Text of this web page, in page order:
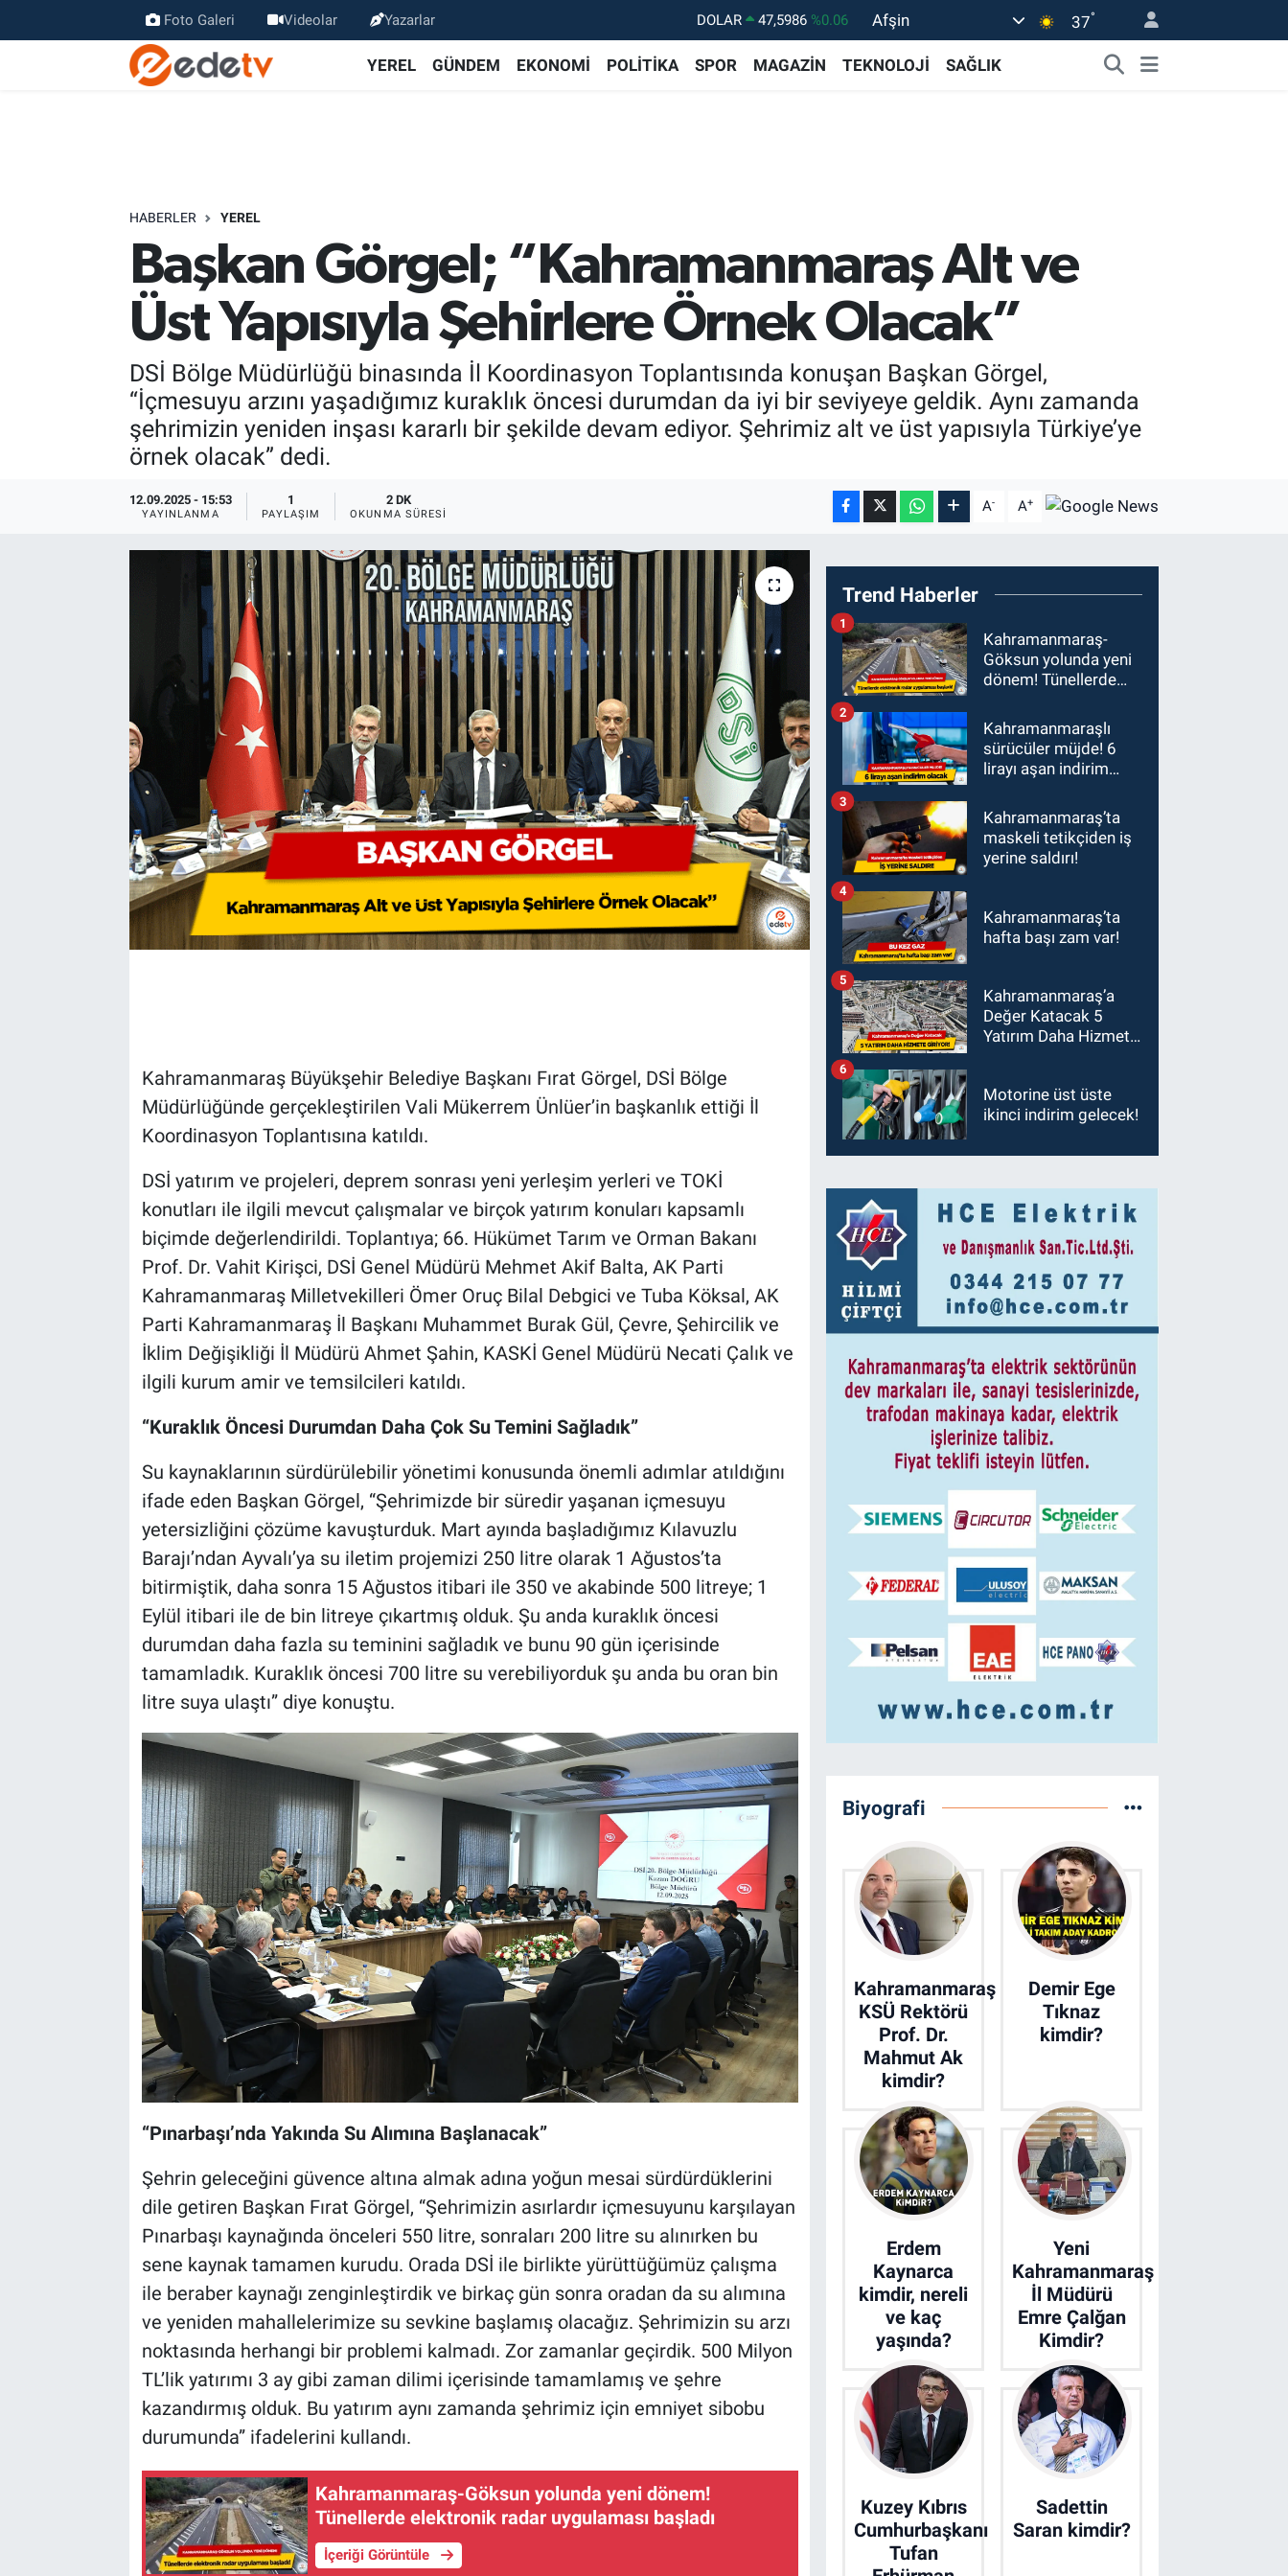
Foto Galeri Videolar Yazarlar DOLAR 47,5986 %0.06
EURO
55,0700
Afşin 37°
YEREL GÜNDEM EKONOMİ POLİTİKA SPOR MAGAZİN TEKNOLOJİ SAĞLIK
HABERLER YEREL
Başkan Görgel; “Kahramanmaraş Alt ve
Üst Yapısıyla Şehirlere Örnek Olacak”
DSİ Bölge Müdürlüğü binasında İl Koordinasyon Toplantısında konuşan Başkan Görgel,
“İçmesuyu arzını yaşadığımız kuraklık öncesi durumdan da iyi bir seviyeye geldik. Aynı zamanda
şehrimizin yeniden inşası kararlı bir şekilde devam ediyor. Şehrimiz alt ve üst yapısıyla Türkiye’ye
örnek olacak” dedi.
12.09.2025 - 15:53
YAYINLANMA
1
PAYLAŞIM
2 DK
OKUNMA SÜRESI A- A+
Kahramanmaraş Büyükşehir Belediye Başkanı Fırat Görgel, DSİ Bölge
Müdürlüğünde gerçekleştirilen Vali Mükerrem Ünlüer’in başkanlık ettiği İl
Koordinasyon Toplantısına katıldı.
DSİ yatırım ve projeleri, deprem sonrası yeni yerleşim yerleri ve TOKİ
konutları ile ilgili mevcut çalışmalar ve birçok yatırım konuları kapsamlı
biçimde değerlendirildi. Toplantıya; 66. Hükümet Tarım ve Orman Bakanı
Prof. Dr. Vahit Kirişci, DSİ Genel Müdürü Mehmet Akif Balta, AK Parti
Kahramanmaraş Milletvekilleri Ömer Oruç Bilal Debgici ve Tuba Köksal, AK
Parti Kahramanmaraş İl Başkanı Muhammet Burak Gül, Çevre, Şehircilik ve
İklim Değişikliği İl Müdürü Ahmet Şahin, KASKİ Genel Müdürü Necati Çalık ve
ilgili kurum amir ve temsilcileri katıldı.
“Kuraklık Öncesi Durumdan Daha Çok Su Temini Sağladık”
Su kaynaklarının sürdürülebilir yönetimi konusunda önemli adımlar atıldığını
ifade eden Başkan Görgel, “Şehrimizde bir süredir yaşanan içmesuyu
yetersizliğini çözüme kavuşturduk. Mart ayında başladığımız Kılavuzlu
Barajı’ndan Ayvalı’ya su iletim projemizi 250 litre olarak 1 Ağustos’ta
bitirmiştik, daha sonra 15 Ağustos itibari ile 350 ve akabinde 500 litreye; 1
Eylül itibari ile de bin litreye çıkartmış olduk. Şu anda kuraklık öncesi
durumdan daha fazla su teminini sağladık ve bunu 90 gün içerisinde
tamamladık. Kuraklık öncesi 700 litre su verebiliyorduk şu anda bu oran bin
litre suya ulaştı” diye konuştu.
“Pınarbaşı’nda Yakında Su Alımına Başlanacak”
Şehrin geleceğini güvence altına almak adına yoğun mesai sürdürdüklerini
dile getiren Başkan Fırat Görgel, “Şehrimizin asırlardır içmesuyunu karşılayan
Pınarbaşı kaynağında önceleri 550 litre, sonraları 200 litre su alınırken bu
sene kaynak tamamen kurudu. Orada DSİ ile birlikte yürüttüğümüz çalışma
ile beraber kaynağı zenginleştirdik ve birkaç gün sonra oradan da su alımına
ve yeniden mahallelerimize su sevkine başlamış olacağız. Şehrimizin su arzı
noktasında herhangi bir problemi kalmadı. Zor zamanlar geçirdik. 500 Milyon
TL’lik yatırımı 3 ay gibi zaman dilimi içerisinde tamamlamış ve şehre
kazandırmış olduk. Bu yatırım aynı zamanda şehrimiz için emniyet sibobu
durumunda” ifadelerini kullandı.
Kahramanmaraş-Göksun yolunda yeni dönem!
Tünellerde elektronik radar uygulaması başladı
İçeriği Görüntüle
Trend Haberler
Kahramanmaraş-
Göksun yolunda yeni
dönem! Tünellerde
uygulaması başladı
1
Kahramanmaraşlı
sürücüler müjde! 6
lirayı aşan indirim
2
Kahramanmaraş’ta
maskeli tetikçiden iş
yerine saldırı!
3
Kahramanmaraş’ta
hafta başı zam var!
4
Kahramanmaraş’a
Değer Katacak 5
Yatırım Daha Hizmete
5
Motorine üst üste
ikinci indirim gelecek!
6
Biyografi
Kahramanmaraş
KSÜ Rektörü
Prof. Dr.
Mahmut Ak
kimdir?
Demir Ege
Tıknaz
kimdir?
Erdem
Kaynarca
kimdir, nereli
ve kaç
yaşında?
Yeni
Kahramanmaraş
İl Müdürü
Emre Çalğan
Kimdir?
Kuzey Kıbrıs
Cumhurbaşkanı
Tufan
Sadettin
Saran kimdir?